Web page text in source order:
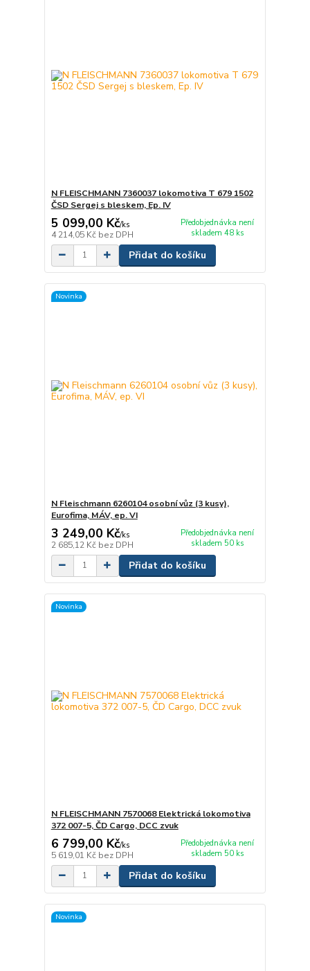
N FLEISCHMANN 7360037 lokomotiva T 679 1502
ČSD Sergej s bleskem, Ep. IV
5 099,00 Kč/ks
4 214,05 Kč bez DPH
Předobjednávka není
skladem 48 ks
Přidat do košíku
Novinka
N Fleischmann 6260104 osobní vůz (3 kusy),
Eurofima, MÁV, ep. VI
3 249,00 Kč/ks
2 685,12 Kč bez DPH
Předobjednávka není
skladem 50 ks
Přidat do košíku
Novinka
N FLEISCHMANN 7570068 Elektrická lokomotiva
372 007-5, ČD Cargo, DCC zvuk
6 799,00 Kč/ks
5 619,01 Kč bez DPH
Předobjednávka není
skladem 50 ks
Přidat do košíku
Novinka